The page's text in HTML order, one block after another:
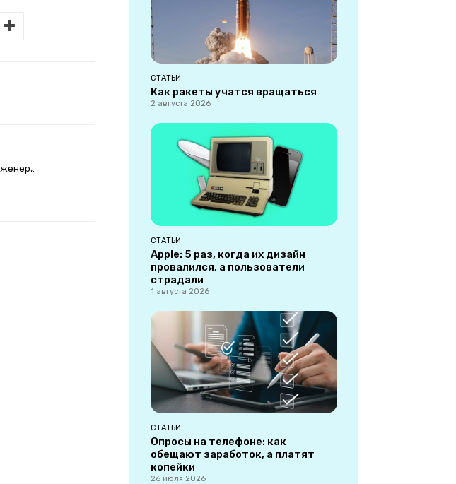
СТАТЬИ
Как ракеты учатся вращаться
2 августа 2026
СТАТЬИ
Apple: 5 раз, когда их дизайн
провалился, а пользователи
страдали
1 августа 2026
СТАТЬИ
Опросы на телефоне: как
обещают заработок, а платят
копейки
26 июля 2026